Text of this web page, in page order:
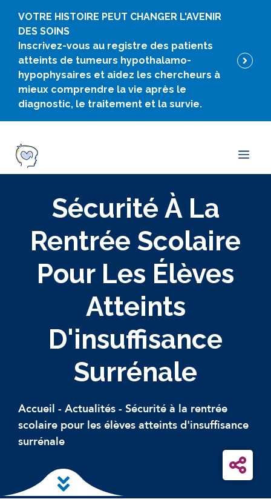
content
VOTRE HISTOIRE PEUT CHANGER L'AVENIR
DES SOINS
Inscrivez-vous au registre des patients
atteints de tumeurs hypothalamo-
hypophysaires et aidez les chercheurs à
mieux comprendre la vie après le
diagnostic, le traitement et la survie.
Sécurité À La
Rentrée Scolaire
Pour Les Élèves
Atteints
D'insuffisance
Surrénale
Accueil - Actualités - Sécurité à la rentrée
scolaire pour les élèves atteints d'insuffisance
surrénale
Skip to main content